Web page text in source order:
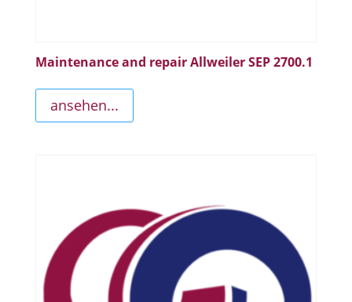
Maintenance and repair Allweiler SEP 2700.1
ansehen...